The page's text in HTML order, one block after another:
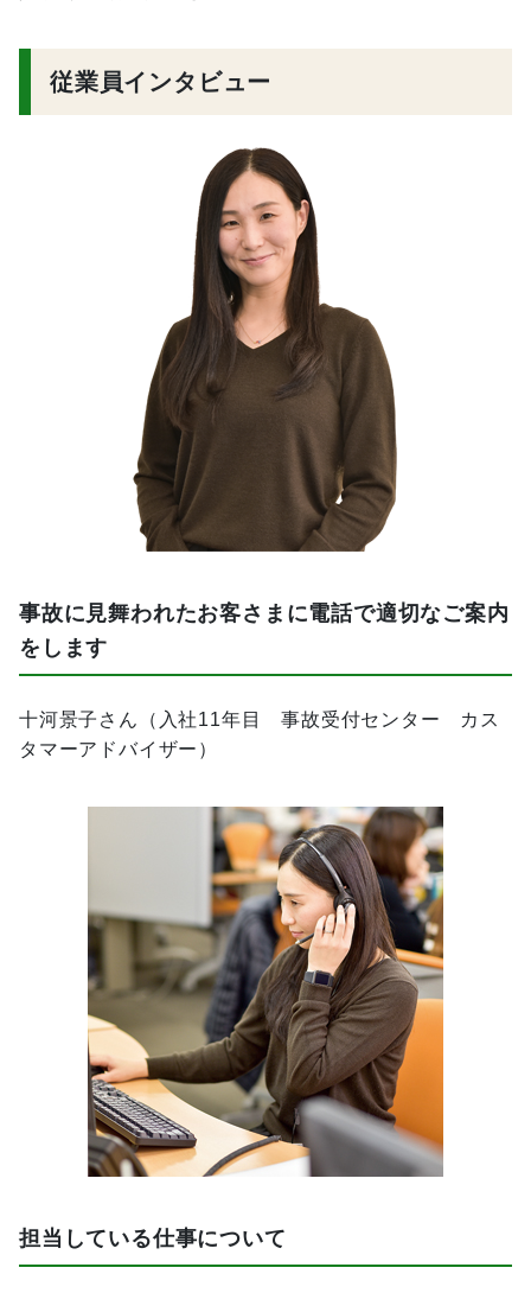
従業員インタビュー
事故に見舞われたお客さまに電話で適切なご案内
をします
十河景子さん（入社11年目 事故受付センター カス
タマーアドバイザー）
担当している仕事について